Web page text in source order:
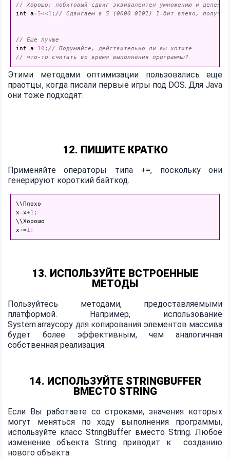
// Хорошо: побитовый сдвиг эквивалентен умножению и
int a=5<<1 ; // Сдвигаем в 5 (0000 0101) 1-бит влево,
// Еще лучше
int a=10 ; // Подумайте, действительно ли вы хотите
// что-то считать во время выполнения программы?
Этими методами оптимизации пользовались еще
праотцы, когда писали первые игры под DOS. Для Java
они тоже подходят.
12. ПИШИТЕ КРАТКО
Применяйте операторы типа +=, поскольку они
генерируют короткий байткод.
\\Плохо
x=x+1 ;
\\Хорошо
x+=1 ;
13. ИСПОЛЬЗУЙТЕ ВСТРОЕННЫЕ
МЕТОДЫ
Пользуйтесь методами, предоставляемыми
платформой. Например, использование
System.arraycopy для копирования элементов массива
будет более эффективным, чем аналогичная
собственная реализация.
14. ИСПОЛЬЗУЙТЕ STRINGBUFFER
ВМЕСТО STRING
Если Вы работаете со строками, значения которых
могут меняться по ходу выполнения программы,
используйте класс StringBuffer вместо String. Любое
изменение объекта String приводит к созданию
нового объекта.